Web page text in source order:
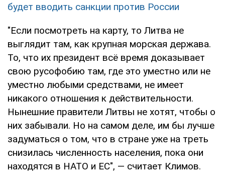
будет вводить санкции против России
"Если посмотреть на карту, то Литва не
выглядит там, как крупная морская держава.
То, что их президент всё время доказывает
свою русофобию там, где это уместно или не
уместно любыми средствами, не имеет
никакого отношения к действительности.
Нынешние правители Литвы не хотят, чтобы о
них забывали. Но на самом деле, им бы лучше
задуматься о том, что в стране уже на треть
снизилась численность населения, пока они
находятся в НАТО и ЕС", — считает Климов.